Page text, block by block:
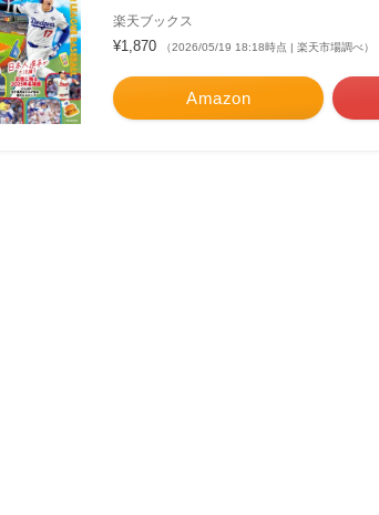
楽天ブックス
¥1,870 （2026/05/19 18:18時点 | 楽天市場調べ）
Amazon